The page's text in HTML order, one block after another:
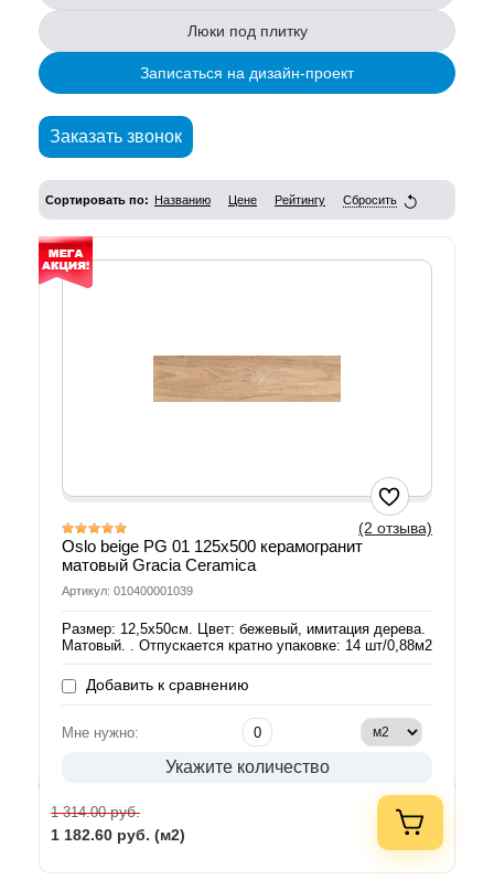
Люки под плитку
Записаться на дизайн-проект
Заказать звонок
Сортировать по: Названию Цене Рейтингу Сбросить
(2 отзыва)
Oslo beige PG 01 125х500 керамогранит
матовый Gracia Ceramica
Артикул: 010400001039
Размер: 12,5х50см. Цвет: бежевый, имитация дерева.
Матовый. . Отпускается кратно упаковке: 14 шт/0,88м2
Добавить к сравнению
Мне нужно:
Укажите количество
1 314.00руб.
1 182.60 руб. (м2)